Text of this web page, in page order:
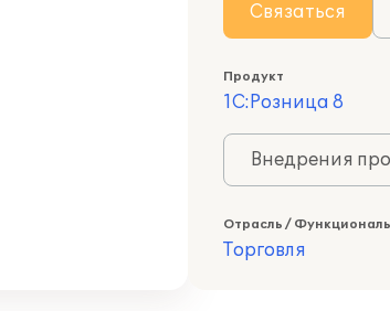
Связаться
Продукт
1С:Розница 8
Внедрения
Отрасль /
Торговля